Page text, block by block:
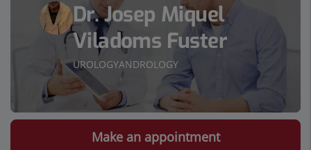
Dr. Josep Miquel
Viladoms Fuster
UROLOGYANDROLOGY
Make an appointment